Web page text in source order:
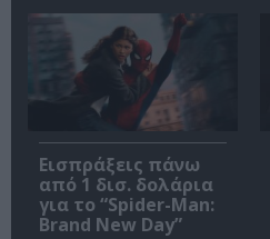
Εισπράξεις πάνω
από 1 δισ. δολάρια
για το “Spider-Man:
Brand New Day”